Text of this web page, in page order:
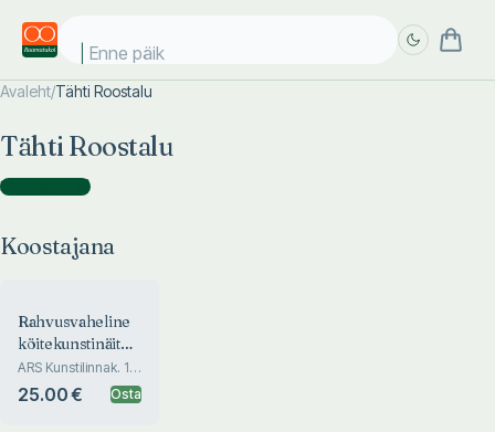
Enne päike
Avaleht/Tähti Roostalu
Tähti Roostalu
Koostajana )
Koostajana
Rahvusvaheline
köitekunstinäitus
«Scripta manent
VI». International
ARS Kunstilinnak. 11.
september - 3.
oktoober 2020
25.00 € Osta